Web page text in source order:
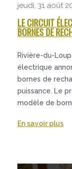
jeudi, 31 août
LE CIRCUIT
BORNES DE
Rivière-du-
électrique
bornes de
puissance. Le
modèle de
En savoir plus